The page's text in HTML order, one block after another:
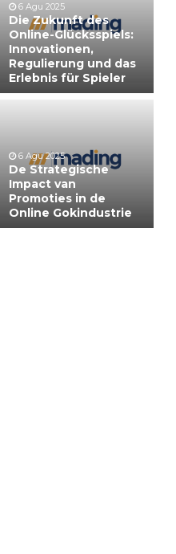
6 Agu 2025
Die Zukunft des
Online-Glücksspiels:
Innovationen,
Regulierung und das
Erlebnis für Spieler
6 Agu 2025
De Strategische
Impact van
Promoties in de
Online Gokindustrie